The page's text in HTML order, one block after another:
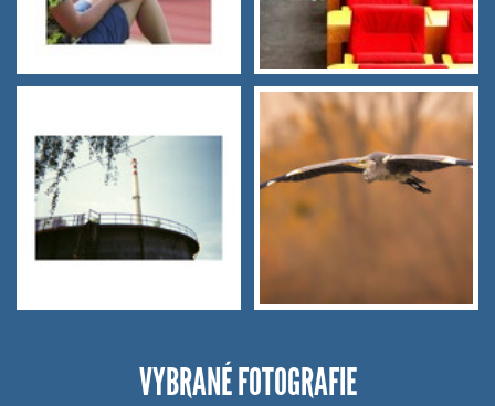
VYBRANÉ FOTOGRAFIE